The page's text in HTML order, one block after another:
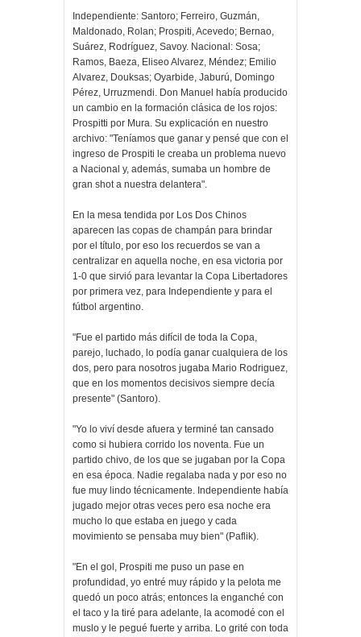
Independiente: Santoro; Ferreiro, Guzmán,
Maldonado, Rolan; Prospiti, Acevedo; Bernao,
Suárez, Rodríguez, Savoy. Nacional: Sosa;
Ramos, Baeza, Eliseo Alvarez, Méndez; Emilio
Alvarez, Douksas; Oyarbide, Jaburú, Domingo
Pérez, Urruzmendi. Don Manuel había producido
un cambio en la formación clásica de los rojos:
Prospitti por Mura. Su explicación en nuestro
archivo: "Teníamos que ganar y pensé que con el
ingreso de Prospiti le creaba un problema nuevo
a Nacional y, además, sumaba un hombre de
gran shot a nuestra delantera".
En la mesa tendida por Los Dos Chinos
aparecen las copas de champán para brindar
por el título, por eso los recuerdos se van a
centralizar en aquella noche, en esa victoria por
1-0 que sirvió para levantar la Copa Libertadores
por primera vez, para Independiente y para el
fútbol argentino.
"Fue el partido más difícil de toda la Copa,
parejo, luchado, lo podía ganar cualquiera de los
dos, pero para nosotros jugaba Mario Rodriguez,
que en los momentos decisivos siempre decía
presente" (Santoro).
"Yo lo viví desde afuera y terminé tan cansado
como si hubiera corrido los noventa. Fue un
partido chivo, de los que se jugaban por la Copa
en esa época. Nadie regalaba nada y por eso no
fue muy lindo técnicamente. Independiente había
jugado mejor otras veces pero esa noche era
mucho lo que estaba en juego y cada
movimiento se pensaba muy bien" (Paflik).
"En el gol, Prospiti me puso un pase en
profundidad, yo entré muy rápido y la pelota me
quedó un poco atrás; entonces la enganché con
el taco y la tiré para adelante, la acomodé con el
muslo y le pegué fuerte y arriba. Lo grité con toda